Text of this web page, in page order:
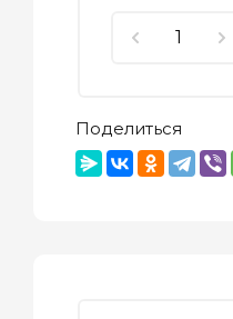
Поделиться